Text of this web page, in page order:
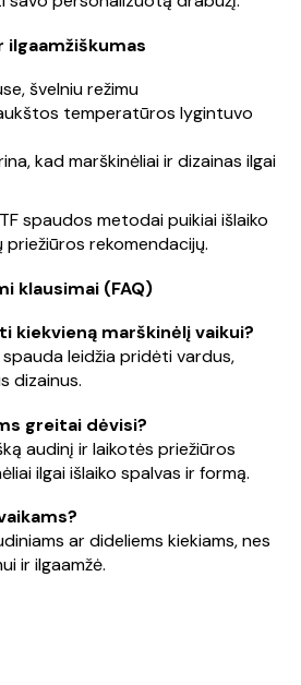
ilgaamžiškumas
švelniu režimu
temperatūros lygintuvo
kad marškinėliai ir dizainas ilgai
spaudos metodai puikiai išlaiko
priežiūros rekomendacijų.
klausimai (FAQ)
kiekvieną marškinėlį vaikui?
spauda leidžia pridėti vardus,
dizainus.
greitai dėvisi?
audinį ir laikotės priežiūros
ilgai išlaiko spalvas ir formą.
ar dideliems kiekiams, nes
ir ilgaamžė.